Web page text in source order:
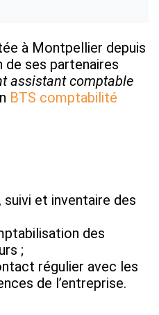
à Montpellier depuis
de ses partenaires
assistant comptable
BTS comptabilité
suivi et inventaire des
des
;
régulier avec les
de l’entreprise.